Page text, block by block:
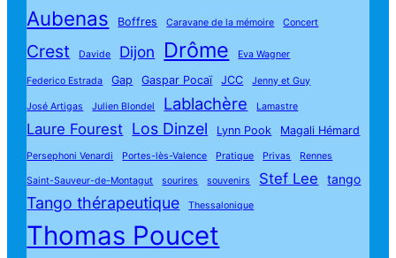
Aubenas Boffres Caravane de la mémoire Concert
Crest Davide Dijon Drôme Eva Wagner
Federico Estrada Gap Gaspar Pocaï JCC Jenny et Guy
José Artigas Julien Blondel Lablachère Lamastre
Laure Fourest Los Dinzel Lynn Pook Magali Hémard
Persephoni Venardi Portes-lès-Valence Pratique Privas Rennes
Saint-Sauveur-de-Montagut sourires souvenirs Stef Lee tango
Tango thérapeutique Thessalonique
Thomas Poucet